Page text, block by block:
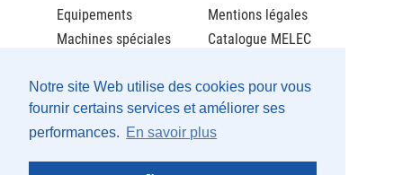
Notre site Web utilise des cookies pour vous
fournir certains services et améliorer ses
performances. En savoir plus
Equipements
Machines spéciales
Société
Recrutement
Partenaires
Mentions légales
Catalogue MELEC
Catalogue Maintenance